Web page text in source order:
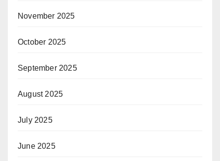
November 2025
October 2025
September 2025
August 2025
July 2025
June 2025